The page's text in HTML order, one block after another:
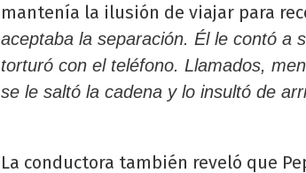
mantenía la ilusión de viajar para
aceptaba la separación. Él le contó a
torturó con el teléfono. Llamados,
se le saltó la cadena y lo insultó de
La conductora también reveló que